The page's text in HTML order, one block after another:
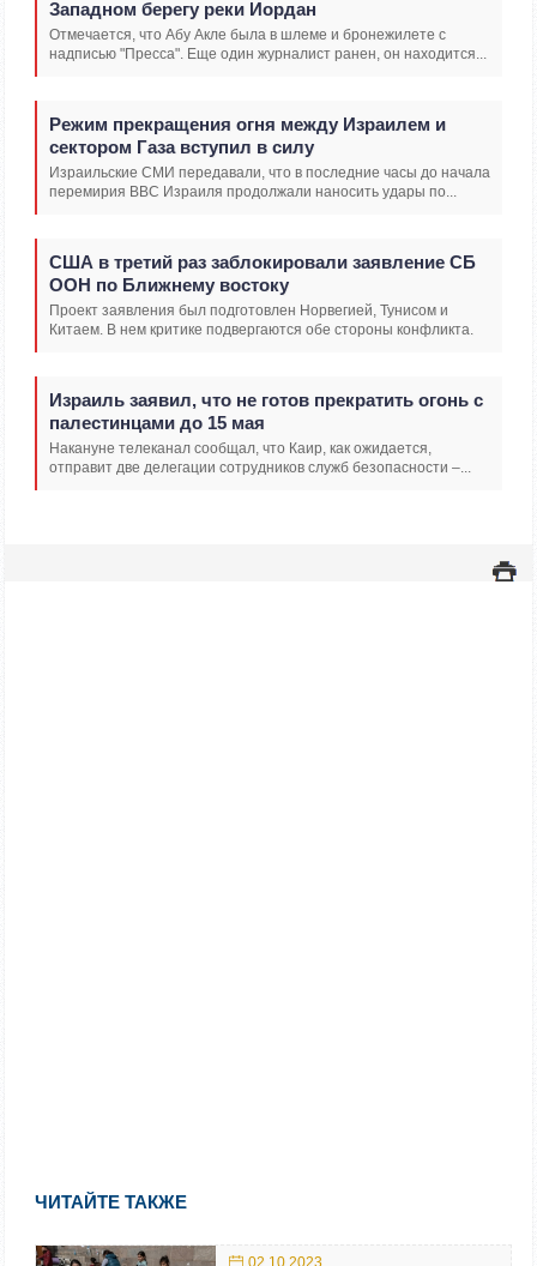
Западном берегу реки Иордан
Отмечается, что Абу Акле была в шлеме и бронежилете с
надписью "Пресса". Еще один журналист ранен, он находится...
Режим прекращения огня между Израилем и
сектором Газа вступил в силу
Израильские СМИ передавали, что в последние часы до начала
перемирия ВВС Израиля продолжали наносить удары по...
США в третий раз заблокировали заявление СБ
ООН по Ближнему востоку
Проект заявления был подготовлен Норвегией, Тунисом и
Китаем. В нем критике подвергаются обе стороны конфликта.
Израиль заявил, что не готов прекратить огонь с
палестинцами до 15 мая
Накануне телеканал сообщал, что Каир, как ожидается,
отправит две делегации сотрудников служб безопасности –...
ЧИТАЙТЕ ТАКЖЕ
02.10.2023